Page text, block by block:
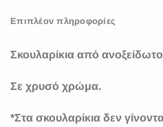
Επιπλέον πληροφορίες
Σκουλαρίκια από
Σε χρυσό χρώμα.
*Στα σκουλαρίκια δεν